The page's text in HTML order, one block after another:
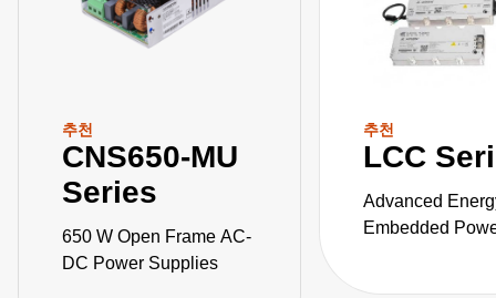
추천
CNS650-MU
Series
650 W Open Frame AC-
DC Power Supplies
추천
LCC
Advanced
Embedded